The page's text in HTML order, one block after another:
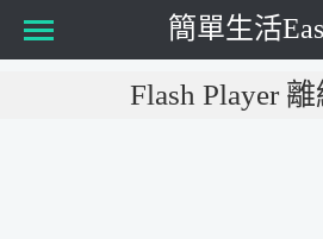
簡單生活
Main MenuFlash Player